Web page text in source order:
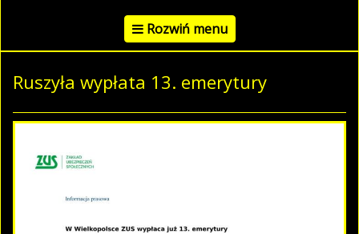
Rozwiń menu
Ruszyła wypłata 13. emerytury